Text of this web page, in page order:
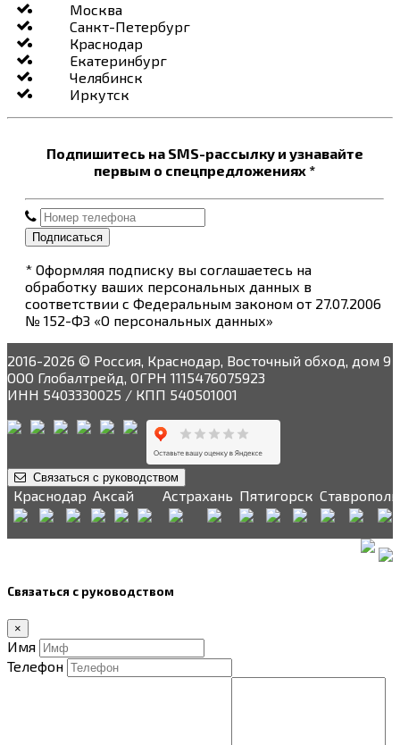
Москва
Санкт-Петербург
Краснодар
Екатеринбург
Челябинск
Иркутск
Подпишитесь на SMS-рассылку и узнавайте
первым о спецпредложениях *
Подписаться
* Оформляя подписку вы соглашаетесь на
обработку ваших персональных данных в
соответствии с Федеральным законом от 27.07.2006
№ 152-ФЗ «О персональных данных»
2016-2026 © Россия, Краснодар, Восточный обход, дом 9
ООО Глобалтрейд, ОГРН 1115476075923
ИНН 5403330025 / КПП 540501001
Связаться с руководством
Краснодар Аксай Астрахань Пятигорск Ставрополь
Связаться с руководством
×
Имя
Телефон